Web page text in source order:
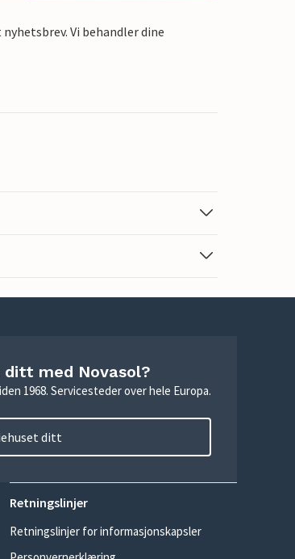
Vi behandler dine
med Novasol?
1968. Servicesteder over hele Europa.
ditt
Retningslinjer
Retningslinjer for informasjonskapsler